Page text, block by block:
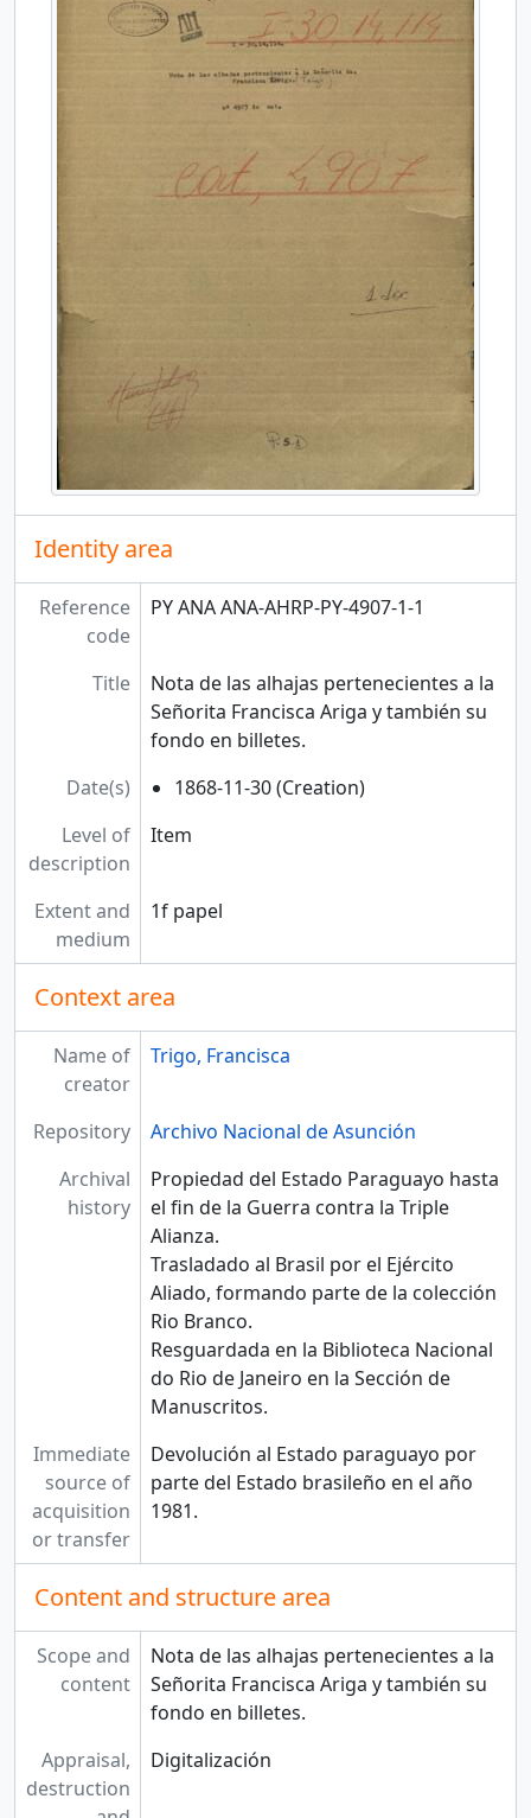
Identity area
Reference
code
PY ANA ANA-AHRP-PY-4907-1-1
Title
Nota de las alhajas pertenecientes a la
Señorita Francisca Ariga y también su
fondo en billetes.
Date(s)
1868-11-30 (Creation)
Level of
description
Item
Extent and
medium
1f papel
Context area
Name of
creator
Trigo, Francisca
Repository
Archivo Nacional de Asunción
Archival
history
Propiedad del Estado Paraguayo hasta
el fin de la Guerra contra la Triple
Alianza.
Trasladado al Brasil por el Ejército
Aliado, formando parte de la colección
Rio Branco.
Resguardada en la Biblioteca Nacional
do Rio de Janeiro en la Sección de
Manuscritos.
Immediate
source of
acquisition
or transfer
Devolución al Estado paraguayo por
parte del Estado brasileño en el año
1981.
Content and structure area
Scope and
content
Nota de las alhajas pertenecientes a la
Señorita Francisca Ariga y también su
fondo en billetes.
Appraisal,
destruction
Digitalización